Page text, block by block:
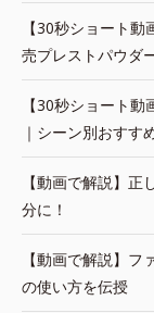
【30秒ショート
売プレストパウダ
【30秒ショート
｜シーン別おすす
【動画で解説】
分に！
【動画で解説】
の使い方を伝授